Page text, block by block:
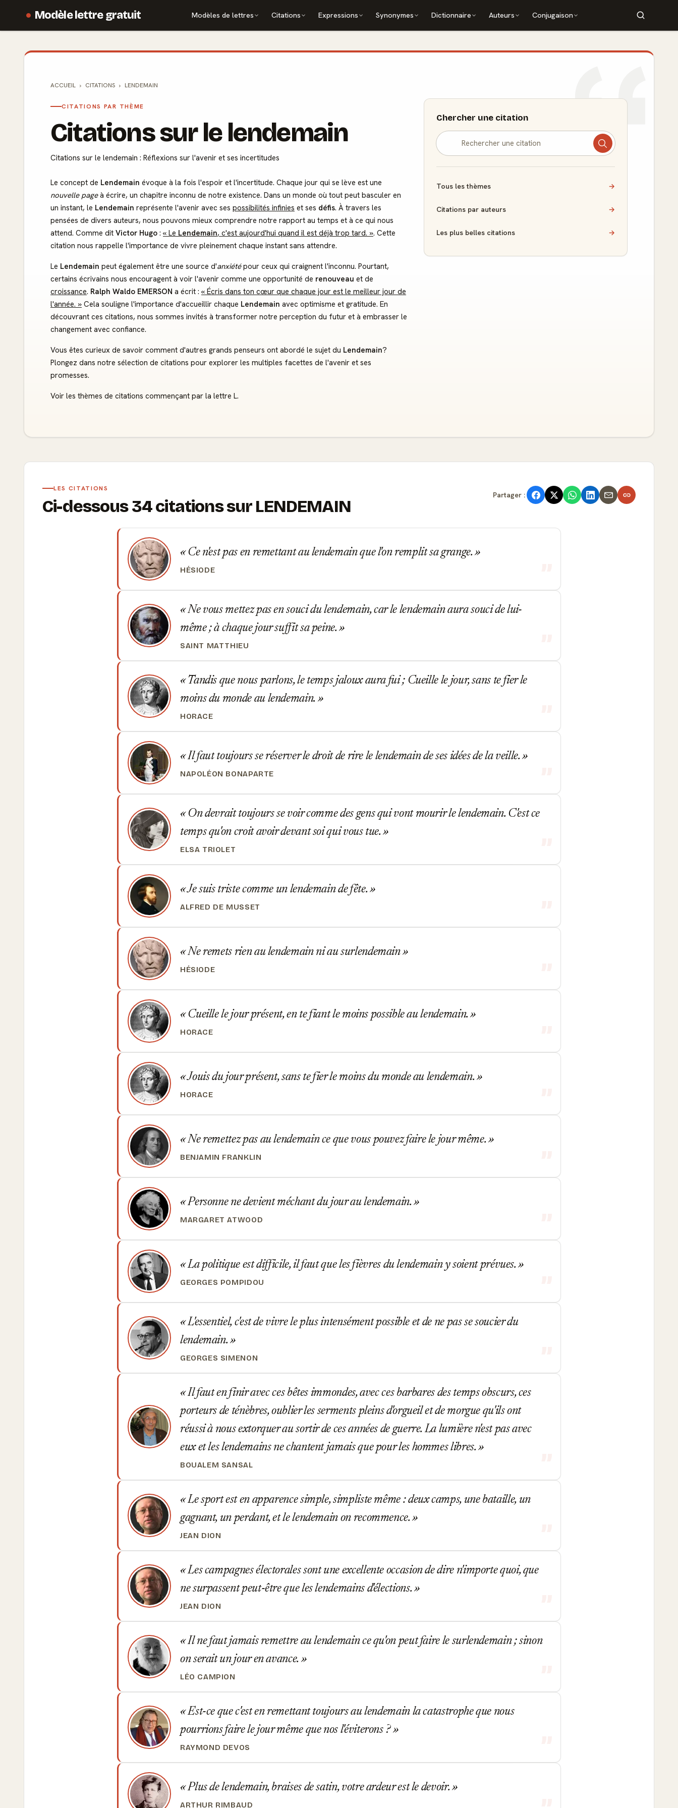
Modèle lettre gratuit Modèles de lettres Citations Expressions Synonymes Dictionnaire Auteurs Conjugaison
ACCUEIL CITATIONS LENDEMAIN
CITATIONS PAR THÈME
Citations sur le lendemain
Citations sur le lendemain : Réflexions sur l'avenir et ses incertitudes
Le concept de Lendemain évoque à la fois l'espoir et l'incertitude. Chaque jour qui se lève est une
nouvelle pageà écrire, un chapitre inconnu de notre existence. Dans un monde où tout peut basculer en
un instant, le Lendemain représente l'avenir avec ses possibilités infinies et ses défis. À travers les
pensées de divers auteurs, nous pouvons mieux comprendre notre rapport au temps et à ce qui nous
attend. Comme dit Victor Hugo : « Le Lendemain, c'est aujourd'hui quand il est déjà trop tard. ». Cette
citation nous rappelle l'importance de vivre pleinement chaque instant sans attendre.
Le Lendemain peut également être une source d'anxiétépour ceux qui craignent l'inconnu. Pourtant,
certains écrivains nous encouragent à voir l'avenir comme une opportunité de renouveau et de
croissance. Ralph Waldo EMERSON a écrit : « Écris dans ton cœur que chaque jour est le meilleur jour de
l'année. » Cela souligne l'importance d'accueillir chaque Lendemain avec optimisme et gratitude. En
découvrant ces citations, nous sommes invités à transformer notre perception du futur et à embrasser le
changement avec confiance.
Vous êtes curieux de savoir comment d'autres grands penseurs ont abordé le sujet du Lendemain?
Plongez dans notre sélection de citations pour explorer les multiples facettes de l'avenir et ses
promesses.
Voir les thèmes de citations commençant par la lettre L.
Chercher une citation
Tous les thèmes →
Citations par auteurs →
Les plus belles citations →
LES CITATIONS
Ci-dessous 34 citations sur LENDEMAIN
Partager :
Ce n'est pas en remettant au lendemain que l'on remplit sa grange.
HÉSIODE
Ne vous mettez pas en souci du lendemain, car le lendemain aura souci de lui-
même ; à chaque jour suffit sa peine.
SAINT MATTHIEU
Tandis que nous parlons, le temps jaloux aura fui ; Cueille le jour, sans te fier le
moins du monde au lendemain.
HORACE
Il faut toujours se réserver le droit de rire le lendemain de ses idées de la veille.
NAPOLÉON BONAPARTE
On devrait toujours se voir comme des gens qui vont mourir le lendemain. C'est ce
temps qu'on croit avoir devant soi qui vous tue.
ELSA TRIOLET
Je suis triste comme un lendemain de fête.
ALFRED DE MUSSET
Ne remets rien au lendemain ni au surlendemain
HÉSIODE
Cueille le jour présent, en te fiant le moins possible au lendemain.
HORACE
Jouis du jour présent, sans te fier le moins du monde au lendemain.
HORACE
Ne remettez pas au lendemain ce que vous pouvez faire le jour même.
BENJAMIN FRANKLIN
Personne ne devient méchant du jour au lendemain.
MARGARET ATWOOD
La politique est difficile, il faut que les fièvres du lendemain y soient prévues.
GEORGES POMPIDOU
L'essentiel, c'est de vivre le plus intensément possible et de ne pas se soucier du
lendemain.
GEORGES SIMENON
Il faut en finir avec ces bêtes immondes, avec ces barbares des temps obscurs, ces
porteurs de ténèbres, oublier les serments pleins d'orgueil et de morgue qu'ils ont
réussi à nous extorquer au sortir de ces années de guerre. La lumière n'est pas avec
eux et les lendemains ne chantent jamais que pour les hommes libres.
BOUALEM SANSAL
Le sport est en apparence simple, simpliste même : deux camps, une bataille, un
gagnant, un perdant, et le lendemain on recommence.
JEAN DION
Les campagnes électorales sont une excellente occasion de dire n'importe quoi, que
ne surpassent peut-être que les lendemains d'élections.
JEAN DION
Il ne faut jamais remettre au lendemain ce qu'on peut faire le surlendemain ; sinon
on serait un jour en avance.
LÉO CAMPION
Est-ce que c'est en remettant toujours au lendemain la catastrophe que nous
pourrions faire le jour même que nos l'éviterons ?
RAYMOND DEVOS
Plus de lendemain, braises de satin, votre ardeur est le devoir.
ARTHUR RIMBAUD